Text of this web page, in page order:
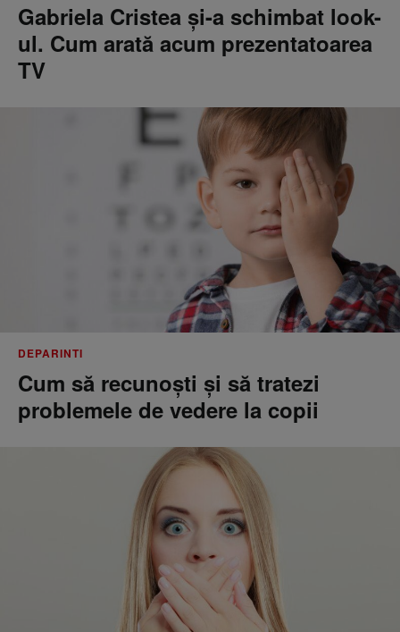
Gabriela Cristea și-a schimbat look-
ul. Cum arată acum prezentatoarea
TV
DEPARINTI
Cum să recunoști și să tratezi
problemele de vedere la copii